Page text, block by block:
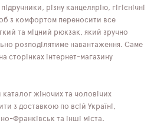
різну канцелярію, гігієнічні
з комфортом переносити все
та міцний рюкзак, який зручно
розподілятиме навантаження. Саме
сторінках інтернет-магазину
жіночих та чоловічих
з доставкою по всій Україні,
Франківськ та інші міста.